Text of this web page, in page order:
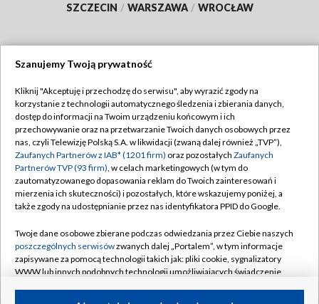
SZCZECIN / WARSZAWA / WROCŁAW
TVP
Abonament TVP
Emisja w TVP
Centrum informacji TVP
Naziemna Telewizja Cyfrowa
Rada Programowa
System NOS
Informacje o nadawcy
Regulamin TVP
Polityka prywatności
Moje zgody
Pomoc
Kontakt
Kanały
Szanujemy Twoją prywatność
Kliknij "Akceptuję i przechodzę do serwisu", aby wyrazić zgody na
korzystanie z technologii automatycznego śledzenia i zbierania danych,
dostęp do informacji na Twoim urządzeniu końcowym i ich
przechowywanie oraz na przetwarzanie Twoich danych osobowych przez
nas, czyli Telewizję Polską S.A. w likwidacji (zwaną dalej również „TVP”),
Zaufanych Partnerów z IAB* (1201 firm) oraz pozostałych Zaufanych
Partnerów TVP (93 firm), w celach marketingowych (w tym do
zautomatyzowanego dopasowania reklam do Twoich zainteresowań i
mierzenia ich skuteczności) i pozostałych, które wskazujemy poniżej, a
także zgody na udostępnianie przez nas identyfikatora PPID do Google.
Twoje dane osobowe zbierane podczas odwiedzania przez Ciebie naszych
poszczególnych serwisówzwanych dalej „Portalem”, w tym informacje
zapisywane za pomocą technologii takich jak: pliki cookie, sygnalizatory
WWW lub innych podobnych technologii umożliwiających świadczenie